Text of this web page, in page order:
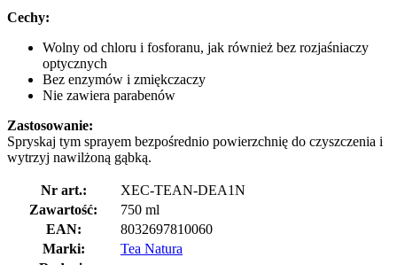
Cechy:
Wolny od chloru i fosforanu, jak również bez rozjaśniaczy
optycznych
Bez enzymów i zmiękczaczy
Nie zawiera parabenów
Zastosowanie:
Spryskaj tym sprayem bezpośrednio powierzchnię do czyszczenia i
wytrzyj nawilżoną gąbką.
Nr art.:
XEC-TEAN-DEA1N
Zawartość:
750 ml
EAN:
8032697810060
Marki:
Tea Natura